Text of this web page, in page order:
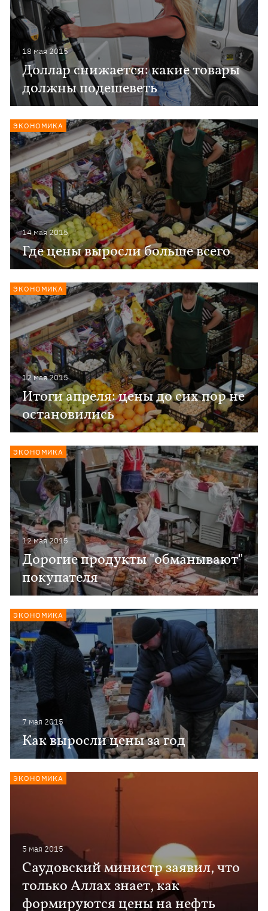
18 мая 2015
Доллар снижается: какие товары
должны подешеветь
14 мая 2015
Где цены выросли больше всего
ЭКОНОМИКА
12 мая 2015
Итоги апреля: цены до сих пор не
остановились
ЭКОНОМИКА
12 мая 2015
Дорогие продукты "обманывают"
покупателя
ЭКОНОМИКА
7 мая 2015
Как выросли цены за год
ЭКОНОМИКА
5 мая 2015
Саудовский министр заявил, что
только Аллах знает, как
формируются цены на нефть
ЭКОНОМИКА